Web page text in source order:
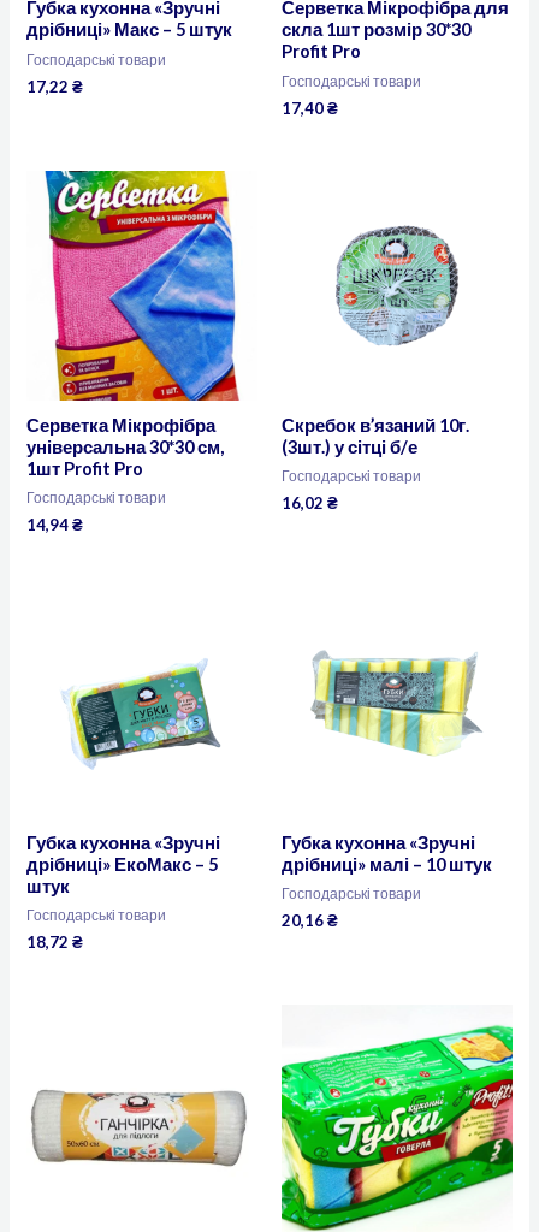
Губка кухонна «Зручні
дрібниці» Макс – 5 штук
Господарські товари
17,22₴
Серветка Мікрофібра для
скла 1шт розмір 30*30
Profit Pro
Господарські товари
17,40₴
Серветка Мікрофібра
універсальна 30*30 см,
1шт Profit Pro
Господарські товари
14,94₴
Скребок в’язаний 10г.
(3шт.) у сітці б/е
Господарські товари
16,02 ₴
Губка кухонна «Зручні
дрібниці» ЕкоМакс – 5
штук
Господарські товари
18,72₴
Губка кухонна «Зручні
дрібниці» малі – 10 штук
Господарські товари
20,16₴